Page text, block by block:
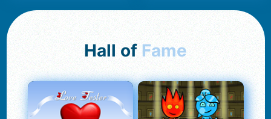
Hall of Fame